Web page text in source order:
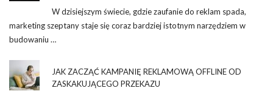
W dzisiejszym świecie, gdzie zaufanie do reklam spada,
marketing szeptany staje się coraz bardziej istotnym narzędziem w
budowaniu …
JAK ZACZĄĆ KAMPANIĘ REKLAMOWĄ OFFLINE OD
ZASKAKUJĄCEGO PRZEKAZU